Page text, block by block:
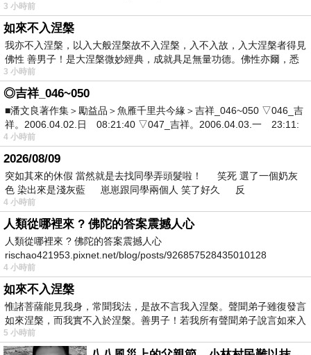
3 小時前
如來不入涅槃
我亦不入涅槃，以入大般涅槃故不入涅槃，入不入故，入大涅槃者得見
佛性 善男子！是大涅槃微妙經典，成就具足無量功德。佛性亦爾，悉
3 小時前
◎吉祥_046~050
■潘文良著作集＞勵益品＞魚雁千里共今緣＞吉祥_046~050 ▽046_吉
祥。2006.04.02.日 08:21:40 ▽047_吉祥。2006.04.03.一 23:11:
4 小時前
2026/08/09
突如其來的休假 當然就是去找同學弄頭髮啦！ 笑死 選了一個奶灰
色 染出來是淺灰藍 崽崽跟同學兩個人 笑了好久 反
4 小時前
人類從哪裡來 ? 佛陀的答案震撼人心
人類從哪裡來 ? 佛陀的答案震撼人心
rischao421953.pixnet.net/blog/posts/926857528435010128
4 小時前
如來不入涅槃
惟諸菩薩能見我身，常聞我法，是故不言我入涅槃。聲聞弟子雖復發言
如來涅槃，而我實不入於涅槃。善男子！若我所有聲聞弟子說言如來入
5 小時前